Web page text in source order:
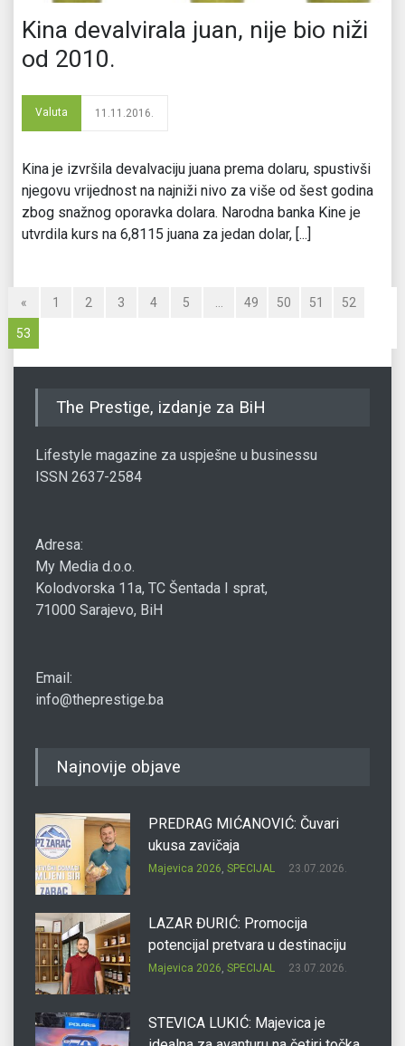
Kina devalvirala juan, nije bio niži
od 2010.
Valuta 11.11.2016.
Kina je izvršila devalvaciju juana prema dolaru, spustivši
njegovu vrijednost na najniži nivo za više od šest godina
zbog snažnog oporavka dolara. Narodna banka Kine je
utvrdila kurs na 6,8115 juana za jedan dolar, [...]
« 1 2 3 4 5 49 50 51 52
53
The Prestige, izdanje za BiH
Lifestyle magazine za uspješne u businessu
ISSN 2637-2584
Adresa:
My Media d.o.o.
Kolodvorska 11a, TC Šentada I sprat,
71000 Sarajevo, BiH
Email:
info@theprestige.ba
Najnovije objave
PREDRAG MIĆANOVIĆ: Čuvari
ukusa zavičaja
Majevica 2026, SPECIJAL 23.07.2026.
LAZAR ĐURIĆ: Promocija
potencijal pretvara u destinaciju
Majevica 2026, SPECIJAL 23.07.2026.
STEVICA LUKIĆ: Majevica je